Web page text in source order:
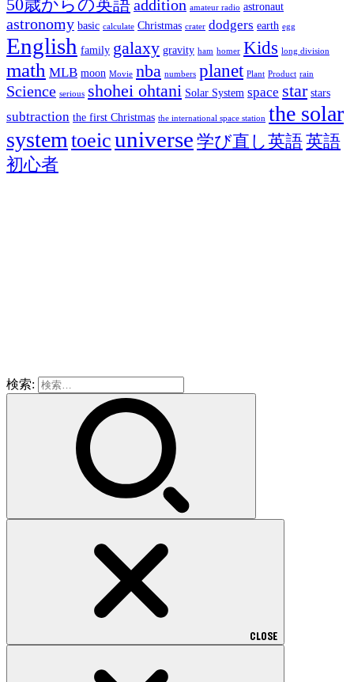
50歳からの英語addition amateur radio astronaut
astronomy basic calculate Christmas crater dodgers earth egg
English family galaxy gravity ham homer Kids long division
math MLB moon Movie nba numbers planet Plant Product rain
Science serious shohei ohtani Solar System space star stars
subtraction the first Christmas the international space station the solar
systemtoeicuniverse 学び直し英語英語
初心者
検索:
CLOSE